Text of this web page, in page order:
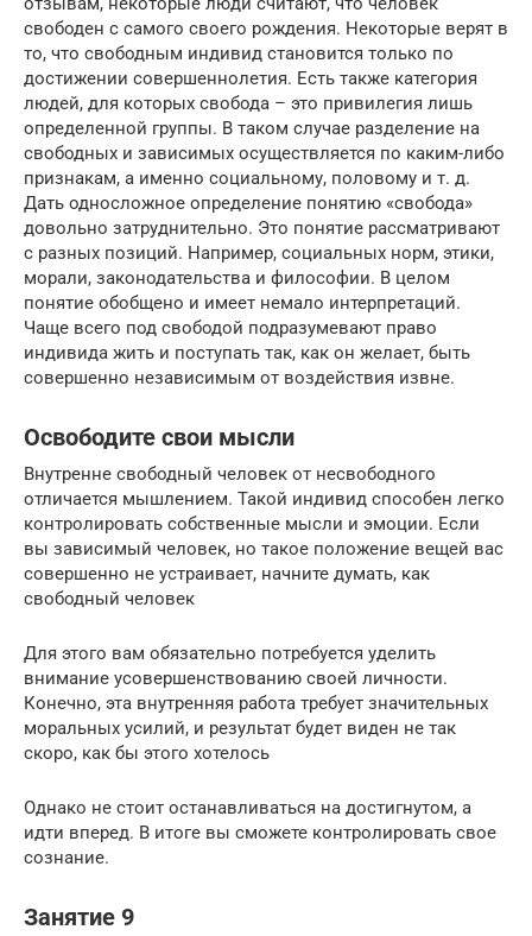
свободен с самого своего рождения. Некоторые верят в
то, что свободным индивид становится только по
достижении совершеннолетия. Есть также категория
людей, для которых свобода – это привилегия лишь
определенной группы. В таком случае разделение на
свободных и зависимых осуществляется по каким-либо
признакам, а именно социальному, половому и т. д.
Дать односложное определение понятию «свобода»
довольно затруднительно. Это понятие рассматривают
с разных позиций. Например, социальных норм, этики,
морали, законодательства и философии. В целом
понятие обобщено и имеет немало интерпретаций.
Чаще всего под свободой подразумевают право
индивида жить и поступать так, как он желает, быть
совершенно независимым от воздействия извне.
Освободите свои мысли
Внутренне свободный человек от несвободного
отличается мышлением. Такой индивид способен легко
контролировать собственные мысли и эмоции. Если
вы зависимый человек, но такое положение вещей вас
совершенно не устраивает, начните думать, как
свободный человек
Для этого вам обязательно потребуется уделить
внимание усовершенствованию своей личности.
Конечно, эта внутренняя работа требует значительных
моральных усилий, и результат будет виден не так
скоро, как бы этого хотелось
Однако не стоит останавливаться на достигнутом, а
идти вперед. В итоге вы сможете контролировать свое
сознание.
Занятие 9